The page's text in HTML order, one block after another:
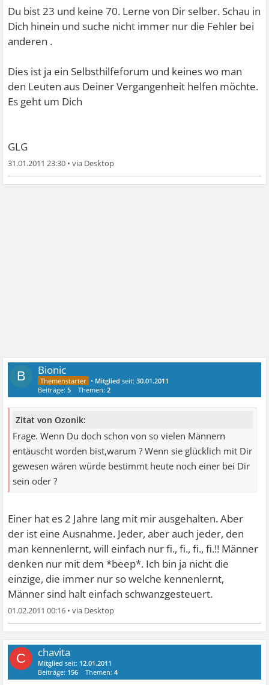
Du bist 23 und keine 70. Lerne von Dir selber. Schau in
Dich hinein und suche nicht immer nur die Fehler bei
anderen .
Dies ist ja ein Selbsthilfeforum und keines wo man
den Leuten aus Deiner Vergangenheit helfen möchte.
Es geht um Dich
GLG
31.01.2011 23:30 •
B Bionic
• Mitglied seit:30.01.2011
Beiträge:5 Themen:2
Zitat von Ozonik:
Frage. Wenn Du doch schon von so vielen Männern
entäuscht worden bist,warum ? Wenn sie glücklich mit Dir
gewesen wären würde bestimmt heute noch einer bei Dir
sein oder ?
Einer hat es 2 Jahre lang mit mir ausgehalten. Aber
der ist eine Ausnahme. Jeder, aber auch jeder, den
man kennenlernt, will einfach nur fi., fi., fi., fi.!! Männer
denken nur mit dem *beep*. Ich bin ja nicht die
einzige, die immer nur so welche kennenlernt,
Männer sind halt einfach schwanzgesteuert.
01.02.2011 00:16 •
C chavita
Mitglied seit: 12.01.2011
Beiträge: 156 Themen:4